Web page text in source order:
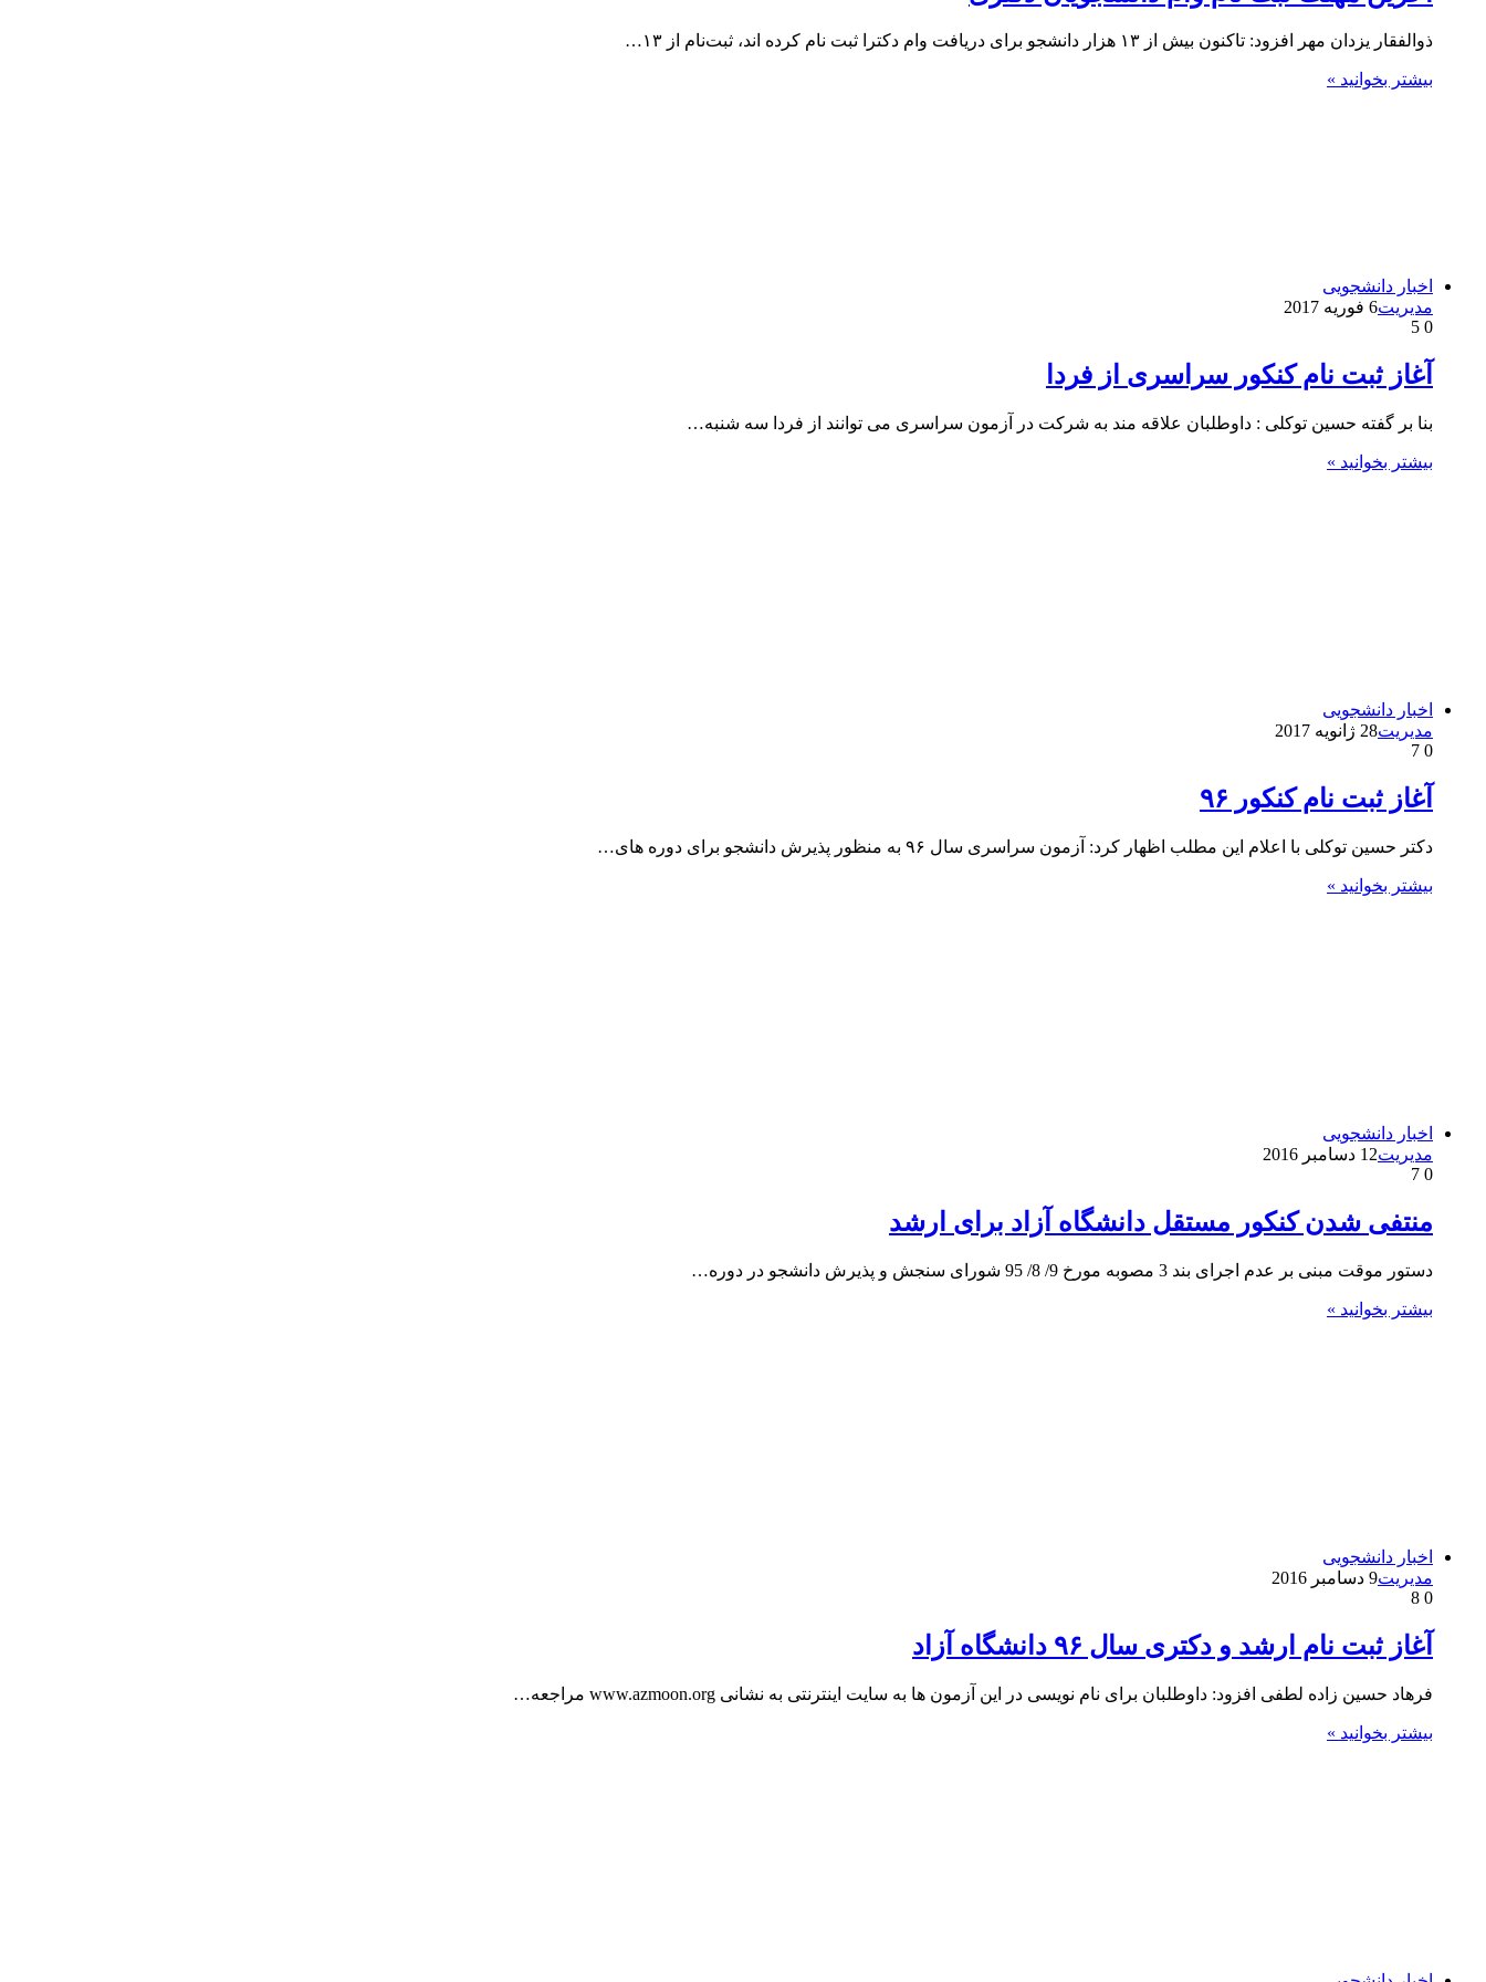
ذوالفقار یزدان مهر افزود: تاکنون بیش از ۱۳ هزار دانشجو برای دریافت وام دکترا ثبت نام کرده اند، ثبت‌نام از ۱۳…
بیشتر بخوانید »
اخبار دانشجویی
مدیریت6 فوریه 2017
0
آغاز ثبت نام کنکور سراسری از فردا
بنا بر گفته حسین توکلی : داوطلبان علاقه مند به شرکت در آزمون سراسری می توانند از فردا سه شنبه…
بیشتر بخوانید »
اخبار دانشجویی
مدیریت28 ژانویه 2017
0
آغاز ثبت نام کنکور ۹۶
دکتر حسین توکلی با اعلام این مطلب اظهار کرد: آزمون سراسری سال ۹۶ به منظور پذیرش دانشجو برای دوره های…
بیشتر بخوانید »
اخبار دانشجویی
مدیریت12 دسامبر 2016
0
منتفی شدن کنکور مستقل دانشگاه آزاد برای ارشد
دستور موقت مبنی بر عدم اجرای بند 3 مصوبه مورخ 9/ 8/ 95 شورای سنجش و پذیرش دانشجو در دوره…
بیشتر بخوانید »
اخبار دانشجویی
مدیریت9 دسامبر 2016
0
آغاز ثبت نام ارشد و دکتری سال ۹۶ دانشگاه آزاد
فرهاد حسین زاده لطفی افزود: داوطلبان برای نام نویسی در این آزمون ها به سایت اینترنتی به نشانی www.azmoon.org مراجعه…
بیشتر بخوانید »